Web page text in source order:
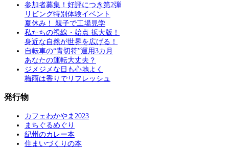
参加者募集！好評につき第2弾
リビング特別体験イベント
夏休み！ 親子で工場見学
私たちの視線・始点 拡大版！
身近な自然が世界を広げる！
自転車の“青切符”運用3カ月
あなたの運転大丈夫？
ジメジメな日も心地よく
梅雨は香りでリフレッシュ
発行物
カフェわかやま2023
まちぐるめぐり
紀州のカレー本
住まいづくりの本